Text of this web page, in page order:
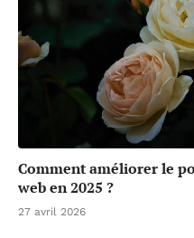
Comment améliorer le
web en 2025 ?
27 avril 2026